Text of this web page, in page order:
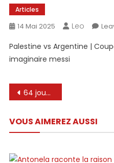
Articles
14 Mai 2025 Leo
Palestine vs Argentine |
imaginaire messi
Navigation
l’article
64 joueurs qui ont fait une seule apparition à ses côtés
VOUS AIMEREZ AUSSI